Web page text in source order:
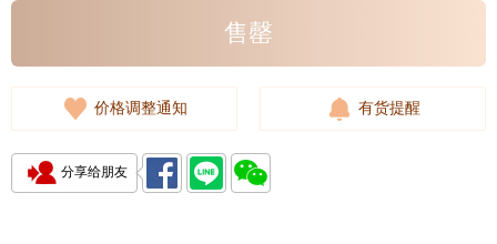
售罄
价格调整通知 有货提醒
分享给朋友